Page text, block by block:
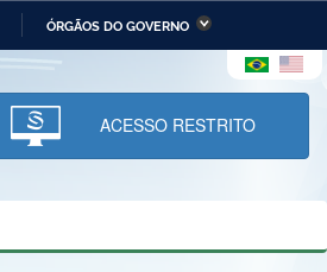
ÓRGÃOS DO GOVERNO
Ministério da Infraestrutura
Ministério da Ciência,
Tecnologia, Inovações e
Comunicações
ACESSO RESTRITO